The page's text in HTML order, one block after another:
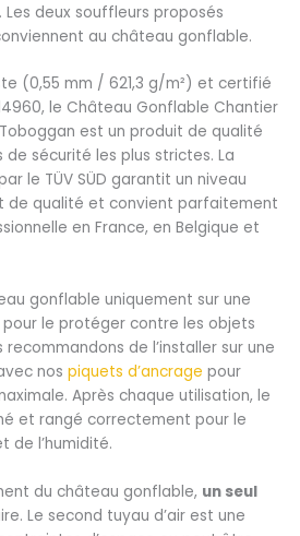
. Les deux souffleurs proposés
au château gonflable.
(0,55 mm / 621,3 g/m²) et certifié
le Château Gonflable Chantier
est un produit de qualité
de sécurité les plus strictes. La
le TÜV SÜD garantit un niveau
de qualité et convient parfaitement
en France, en Belgique et
gonflable uniquement sur une
le protéger contre les objets
recommandons de l’installer sur une
nos piquets d’ancrage pour
Après chaque utilisation, le
et rangé correctement pour le
de l’humidité.
du château gonflable, un seul
Le second tuyau d’air est une